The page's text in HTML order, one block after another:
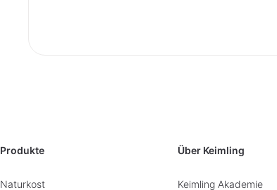
Produkte
Naturkost
Über Keimling
Keimling Akademie